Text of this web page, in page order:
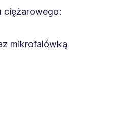
ciężarowego:
mikrofalówką